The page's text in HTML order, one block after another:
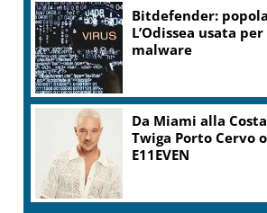
Bitdefender:
L’Odissea usata
malware
Da Miami alla
Twiga Porto Cervo
E11EVEN